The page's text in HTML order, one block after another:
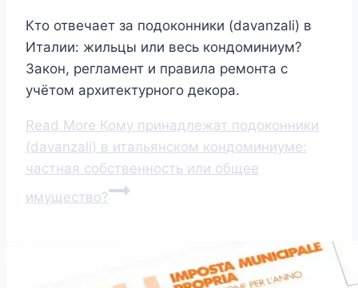
Кто отвечает за подоконники (davanzali) в
Италии: жильцы или весь кондоминиум?
Закон, регламент и правила ремонта с
учётом архитектурного декора.
Read More Кому принадлежат подоконники
(davanzali) в итальянском кондоминиуме:
частная собственность или общее
имущество?